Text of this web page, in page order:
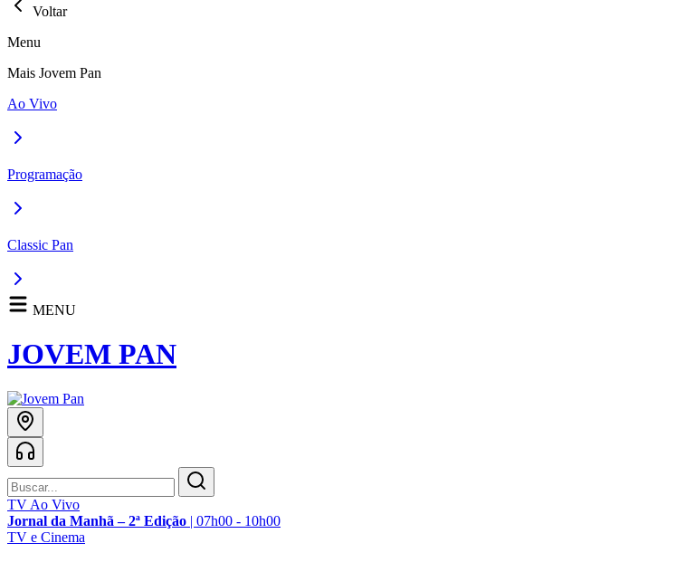
Voltar
Menu
Mais Jovem Pan
Ao Vivo
Programação
Classic Pan
MENU
JOVEM PAN
TV Ao Vivo
Jornal da Manhã – 2ª Edição | 07h00 - 10h00
TV e Cinema